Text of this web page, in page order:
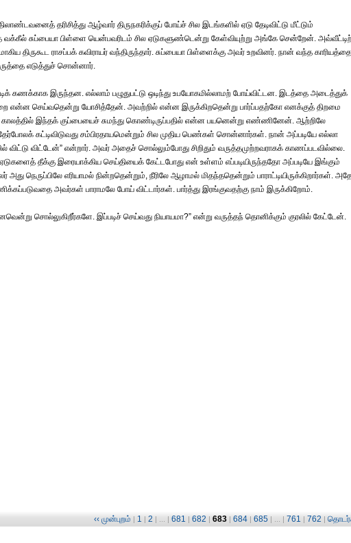
தரிசித்து ஆழ்வார் திருநகரிக்குப் போய்ச் சில இடங்களில் ஏடு தேடிவிட்டு மீட்டும்
வக்கீல் சுப்பையா பிள்ளை யென்பவரிடம் சில ஏடுகளுண்டென்று கேள்வியுற்று அங்கே சென்றேன்.
திருகூட ராசப்பக் கவிராயர் வந்திருந்தார். சுப்பையா பிள்ளைக்கு அவர் உறவினர். நான் வந்த
எடுத்துச் சொன்னார்.
கணக்காக இருந்தன. எல்லாம் பழுதுபட்டு ஒடிந்து உபயோகமில்லாமற் போய்விட்டன. இடத்தை அடைத்துக்
என்ன செய்வதென்று யோசித்தேன். அவற்றில் என்ன இருக்கிறதென்று பார்ப்பதற்கோ எனக்குத் திறமை
இந்தக் குப்பையைச் சுமந்து கொண்டிருப்பதில் என்ன பயனென்று எண்ணினேன். ஆற்றிலே
கட்டிவிடுவது சம்பிரதாயமென்றும் சில முதிய பெண்கள் சொன்னார்கள். நான் அப்படியே எல்லா
விட்டு விட்டேன்” என்றார். அவர் அதைச் சொல்லும்போது சிறிதும் வருத்தமுற்றவராகக் காணப்படவில்லை.
தீக்கு இரையாக்கிய செய்தியைக் கேட்டபோது என் உள்ளம் எப்படியிருந்ததோ அப்படியே இங்கும்
நெருப்பிலே எரியாமல் நின்றதென்றும், நீரிலே ஆழாமல் மிதந்ததென்றும் பாராட்டியிருக்கிறார்கள்.
அவர்கள் பாராமலே போய் விட்டார்கள். பார்த்து இரங்குவதற்கு நாம் இருக்கிறோம்.
சொல்லுகிறீர்களே. இப்படிச் செய்வது நியாயமா?” என்று வருத்தந் தொனிக்கும் குரலில் கேட்டேன்.
‹‹ முன்புறம் | 1 | 2 | ... | 681 | 682 | 683 | 684 | 685 | ... | 761 | 762 |